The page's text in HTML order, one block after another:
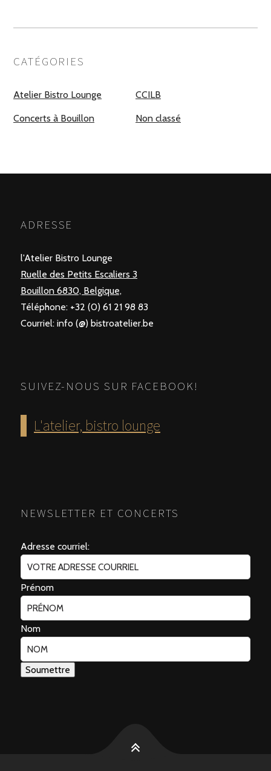
CATÉGORIES
Atelier Bistro Lounge CCILB
Concerts à Bouillon Non classé
ADRESSE
l'Atelier Bistro Lounge
Ruelle des Petits Escaliers 3
Bouillon 6830, Belgique,
Téléphone: +32 (0) 61 21 98 83
Courriel: info (@) bistroatelier.be
SUIVEZ-NOUS SUR FACEBOOK!
L'atelier, bistro lounge
NEWSLETTER ET CONCERTS
Adresse courriel:
Prénom
Nom